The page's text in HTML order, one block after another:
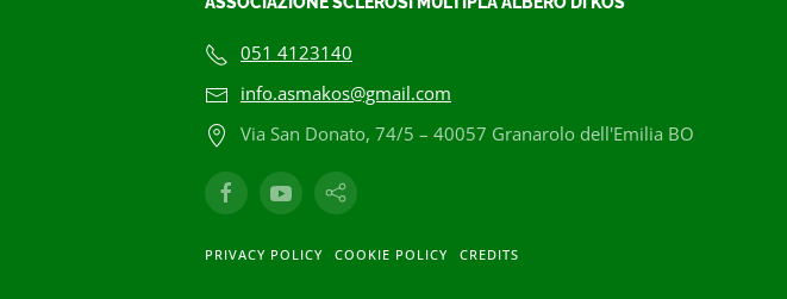
051 4123140
info.asmakos@gmail.com
Via San Donato, 74/5 – 40057 Granarolo dell'Emilia BO
PRIVACY POLICY COOKIE POLICY CREDITS